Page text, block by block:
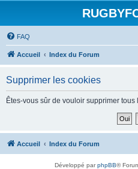
FAQ
Accueil Index du Forum
Supprimer les cookies
Êtes-vous sûr de vouloir supprimer
Accueil Index du Forum
Développé parphpBB®